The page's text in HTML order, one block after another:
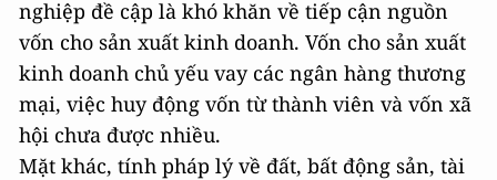
nghiệp đề cập là khó khăn về tiếp cận nguồn
vốn cho sản xuất kinh doanh. Vốn cho sản xuất
kinh doanh chủ yếu vay các ngân hàng thương
mại, việc huy động vốn từ thành viên và vốn xã
hội chưa được nhiều.
Mặt khác, tính pháp lý về đất, bất động sản, tài